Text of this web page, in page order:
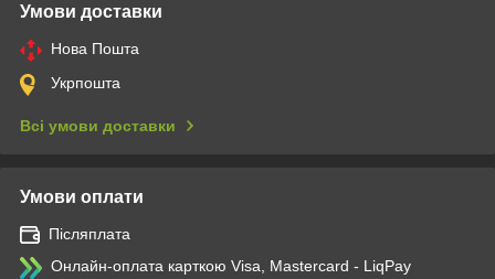
Умови доставки
Нова Пошта
Укрпошта
Всі умови доставки
Умови оплати
Післяплата
Онлайн-оплата карткою Visa, Mastercard - LiqPay